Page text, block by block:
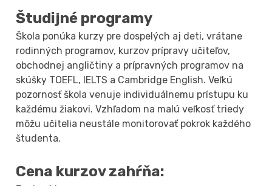
Študijné programy
Škola ponúka kurzy pre dospelých aj deti, vrátane
rodinných programov, kurzov prípravy učiteľov,
obchodnej angličtiny a prípravných programov na
skúšky TOEFL, IELTS a Cambridge English. Veľkú
pozornosť škola venuje individuálnemu prístupu ku
každému žiakovi. Vzhľadom na malú veľkosť triedy
môžu učitelia neustále monitorovať pokrok každého
študenta.
Cena kurzov zahŕňa: